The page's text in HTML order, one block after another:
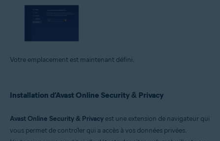
Votre emplacement est maintenant défini.
Installation d’Avast Online Security & Privacy
Avast Online Security & Privacy est une extension de navigateur qui
vous permet de contrôler qui a accès à vos données privées.